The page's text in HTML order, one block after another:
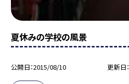
夏休みの学校の風景
公開日 2015/08/10 更新日